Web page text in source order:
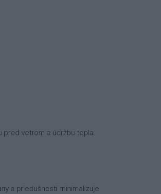
pred vetrom a údržbu tepla.
a priedušnosti minimalizuje